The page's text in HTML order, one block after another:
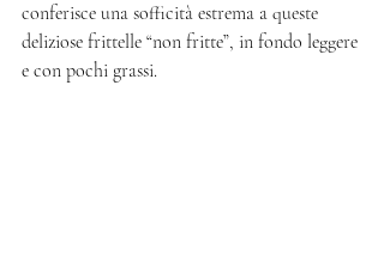
conferisce una sofficità estrema a queste
deliziose frittelle “non fritte”, in fondo leggere
e con pochi grassi.